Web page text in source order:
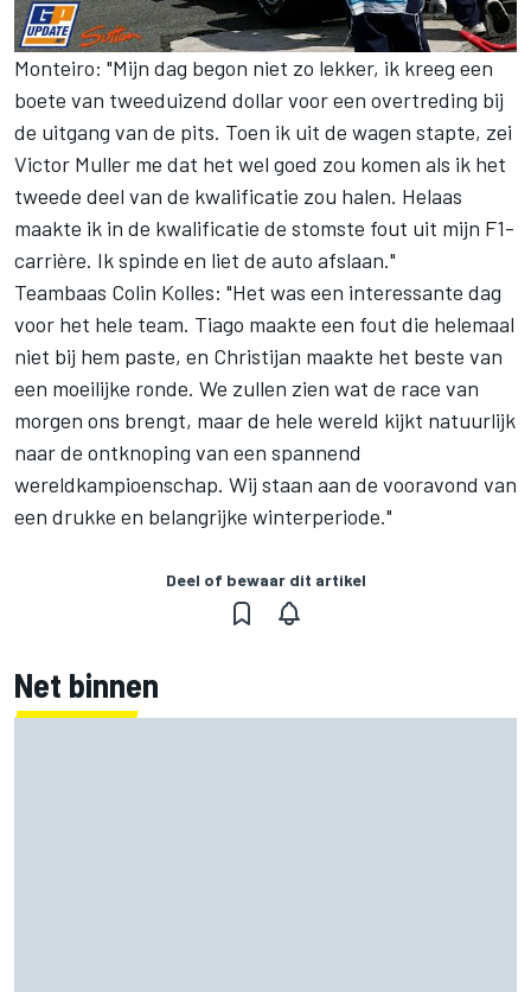
Monteiro: "Mijn dag begon niet zo lekker, ik kreeg een
boete van tweeduizend dollar voor een overtreding bij
de uitgang van de pits. Toen ik uit de wagen stapte, zei
Victor Muller me dat het wel goed zou komen als ik het
tweede deel van de kwalificatie zou halen. Helaas
maakte ik in de kwalificatie de stomste fout uit mijn F1-
carrière. Ik spinde en liet de auto afslaan."
Teambaas Colin Kolles: "Het was een interessante dag
voor het hele team. Tiago maakte een fout die helemaal
niet bij hem paste, en Christijan maakte het beste van
een moeilijke ronde. We zullen zien wat de race van
morgen ons brengt, maar de hele wereld kijkt natuurlijk
naar de ontknoping van een spannend
wereldkampioenschap. Wij staan aan de vooravond van
een drukke en belangrijke winterperiode."
Deel of bewaar dit artikel
Net binnen